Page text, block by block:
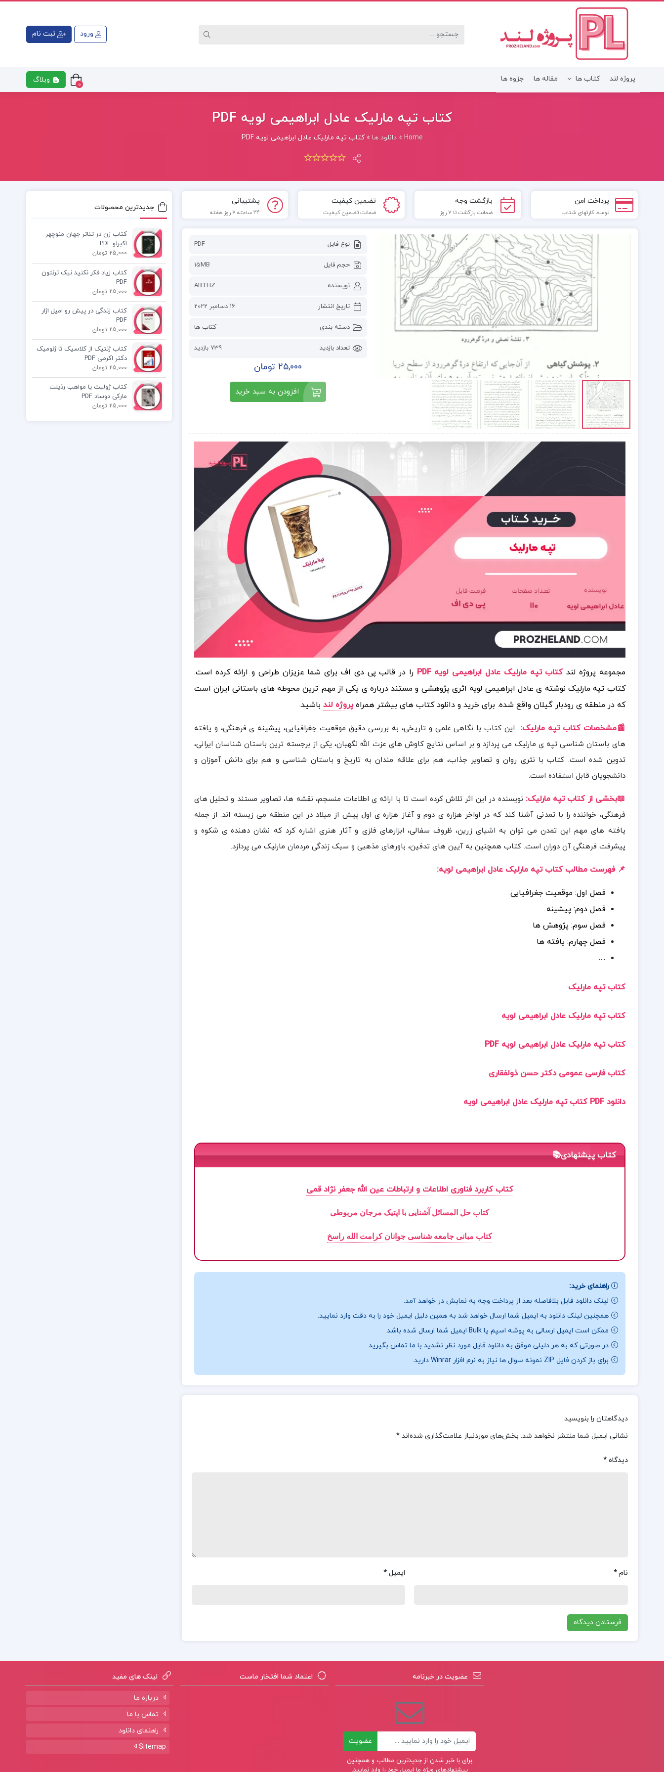
ورود ثبت نام
پروژه لند کتاب ها مقاله ها جزوه ها
0 وبلاگ
کتاب تپه مارلیک عادل ابراهیمی لویه PDF
Home
»دانلود ها »کتاب تپه مارلیک عادل ابراهیمی لویه PDF
پرداخت امن
توسط کارتهای شتاب
بازگشت وجه
ضمانت بازگشت تا 7 روز
تضمین کیفیت
ضمانت تضمین کیفیت
پشتیبانی
24 ساعته 7 روز هفته
نوع فایل PDF
حجم فایل 15MB
نویسنده ABTHZ
تاریخ انتشار 16 دسامبر 2022
دسته بندی کتاب ها
تعداد بازدید 739 بازدید
25,000 تومان
افزودن به سبد خرید
مجموعه پروژه لندکتاب تپه مارلیک عادل ابراهیمی لویه PDF
را در قالب پی دی اف برای شما عزیزان طراحی و ارائه کرده است.
کتاب تپه مارلیک نوشته ی عادل ابراهیمی لویه اثری پژوهشی و مستند درباره ی یکی از مهم ترین محوطه های باستانی ایران است
که در منطقه ی رودبار گیلان واقع شده. برای خرید و دانلود کتاب های بیشتر همراهپروژه لند باشید.
📰مشخصات کتاب تپه مارلیک: این کتاب با نگاهی علمی و تاریخی، به بررسی دقیق موقعیت جغرافیایی، پیشینه ی فرهنگی، و یافته
های باستان شناسی تپه ی مارلیک می پردازد و بر اساس نتایج کاوش های عزت الله نگهبان، یکی از برجسته ترین باستان شناسان ایرانی،
تدوین شده است. کتاب با نثری روان و تصاویر جذاب، هم برای علاقه مندان به تاریخ و باستان شناسی و هم برای دانش آموزان و
دانشجویان قابل استفاده است.
📖بخشی از کتاب تپه مارلیک: نویسنده در این اثر تلاش کرده است تا با ارائه ی اطلاعات منسجم، نقشه ها، تصاویر مستند و تحلیل های
فرهنگی، خواننده را با تمدنی آشنا کند که در اواخر هزاره ی دوم و آغاز هزاره ی اول پیش از میلاد در این منطقه می زیسته اند. از جمله
یافته های مهم این تمدن می توان به اشیای زرین، ظروف سفالی، ابزارهای فلزی و آثار هنری اشاره کرد که نشان دهنده ی شکوه و
پیشرفت فرهنگی آن دوران است. کتاب همچنین به آیین های تدفین، باورهای مذهبی و سبک زندگی مردمان مارلیک می پردازد.
📌 فهرست مطالب کتاب تپه مارلیک عادل ابراهیمی لویه:
فصل اول: موقعیت جغرافیایی
فصل دوم: پیشینه
فصل سوم: پژوهش ها
فصل چهارم: یافته ها
…
کتاب تپه مارلیک
کتاب تپه مارلیک عادل ابراهیمی لویه
کتاب تپه مارلیک عادل ابراهیمی لویه PDF
کتاب فارسی عمومی دکتر حسن ذولفقاری
دانلود PDF کتاب تپه مارلیک عادل ابراهیمی لویه
کتاب پیشنهادی📚
کتاب کاربرد فناوری اطلاعات و ارتباطات عین الله جعفر نژاد قمی
کتاب حل المسائل آشنایی با اپتیک مرجان مربوطی
کتاب مبانی جامعه شناسی جوانان کرامت الله راسخ
راهنمای خرید:
لینک دانلود فایل بلافاصله بعد از پرداخت وجه به نمایش در خواهد آمد.
همچنین لینک دانلود به ایمیل شما ارسال خواهد شد به همین دلیل ایمیل خود را به دقت وارد نمایید.
ممکن است ایمیل ارسالی به پوشه اسپم یا Bulk ایمیل شما ارسال شده باشد.
در صورتی که به هر دلیلی موفق به دانلود فایل مورد نظر نشدید با ما تماس بگیرید.
برای باز کردن فایل ZIP نمونه سوال ها نیاز به نرم افزار Winrar دارید.
دیدگاهتان را بنویسید
نشانی ایمیل شما منتشر نخواهد شد. بخش‌های موردنیاز علامت‌گذاری شده‌اند*
دیدگاه*
نام* ایمیل *
جدیدترین محصولات
کتاب زن در تئاتر جهان منوچهر
اکبرلو PDF
25,000 تومان
کتاب زیاد فکر نکنید نیک ترنتون
PDF
25,000 تومان
کتاب زندگی در پیش رو امیل اژار
PDF
25,000 تومان
کتاب ژنتیک از کلاسیک تا ژنومیک
دکتر اکرمی PDF
25,000 تومان
کتاب ژولیت یا مواهب رذیلت
مارکی دوساد PDF
25,000 تومان
عضویت در خبرنامه
ایمیل عضویت
برای با خبر شدن از جدیدترین مطالب و همچنین
پیشنهادهای ویژه ما ایمیل خود را وارد نمایید.
اعتماد شما افتخار ماست لینک های مفید
درباره ما
تماس با ما
راهنمای دانلود
Sitemap